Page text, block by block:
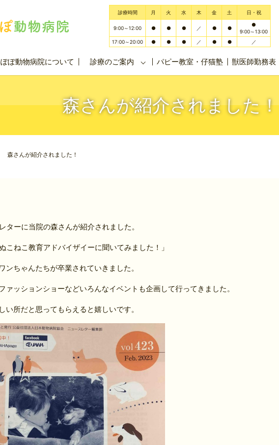
ぽ動物病院について 診療のご案内 パピー教室・仔猫塾 獣医師勤務表
診療時間 月 火 水 木 金 土 日・祝
9:00～12:00 ● ● ● ／ ● ●
●
9:00～13:00
17:00～20:00
● ● ● ／ ● ● ／
森さんが紹介されました！
森さんが紹介されました！
ターに当院の森さんが紹介されました。
こねこ教育アドバイザイーに聞いてみました！」
ンちゃんたちが卒業されていきました。
ァッションショーなどいろんなイベントも企画して行ってきました。
い所だと思ってもらえると嬉しいです。